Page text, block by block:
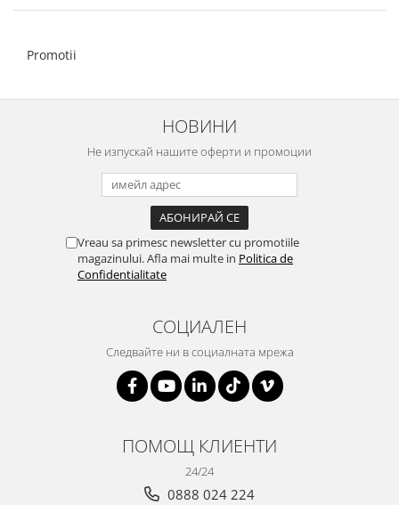
Promotii
НОВИНИ
Не изпускай нашите оферти и промоции
Vreau sa primesc newsletter cu promotiile
magazinului. Afla mai multe in Politica de
Confidentialitate
СОЦИАЛЕН
Следвайте ни в социалната мрежа
ПОМОЩ КЛИЕНТИ
24/24
0888 024 224